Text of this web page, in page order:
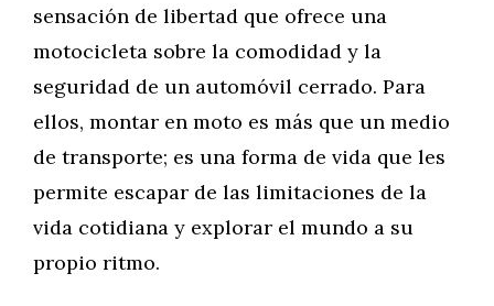
sensación de libertad que ofrece una
motocicleta sobre la comodidad y la
seguridad de un automóvil cerrado. Para
ellos, montar en moto es más que un medio
de transporte; es una forma de vida que les
permite escapar de las limitaciones de la
vida cotidiana y explorar el mundo a su
propio ritmo.